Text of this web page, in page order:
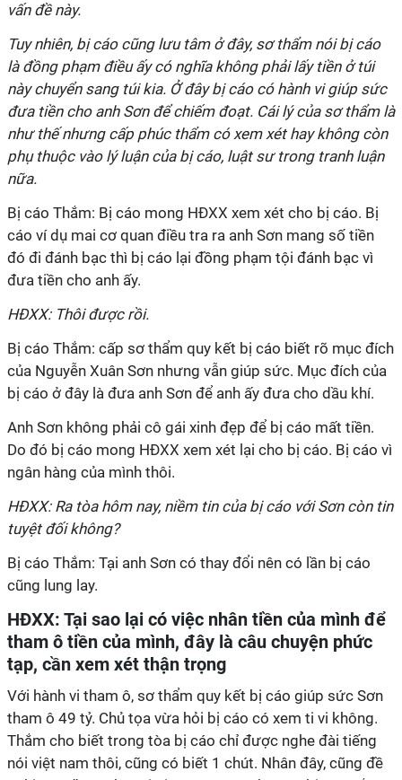
vấn đề này.
Tuy nhiên, bị cáo cũng lưu tâm ở đây, sơ thẩm nói bị cáo
là đồng phạm điều ấy có nghĩa không phải lấy tiền ở túi
này chuyển sang túi kia. Ở đây bị cáo có hành vi giúp sức
đưa tiền cho anh Sơn để chiếm đoạt. Cái lý của sơ thẩm là
như thế nhưng cấp phúc thẩm có xem xét hay không còn
phụ thuộc vào lý luận của bị cáo, luật sư trong tranh luận
nữa.
Bị cáo Thắm: Bị cáo mong HĐXX xem xét cho bị cáo. Bị
cáo ví dụ mai cơ quan điều tra ra anh Sơn mang số tiền
đó đi đánh bạc thì bị cáo lại đồng phạm tội đánh bạc vì
đưa tiền cho anh ấy.
HĐXX: Thôi được rồi.
Bị cáo Thắm: cấp sơ thẩm quy kết bị cáo biết rõ mục đích
của Nguyễn Xuân Sơn nhưng vẫn giúp sức. Mục đích của
bị cáo ở đây là đưa anh Sơn để anh ấy đưa cho dầu khí.
Anh Sơn không phải cô gái xinh đẹp để bị cáo mất tiền.
Do đó bị cáo mong HĐXX xem xét lại cho bị cáo. Bị cáo vì
ngân hàng của mình thôi.
HĐXX: Ra tòa hôm nay, niềm tin của bị cáo với Sơn còn tin
tuyệt đối không?
Bị cáo Thắm: Tại anh Sơn có thay đổi nên có lần bị cáo
cũng lung lay.
HĐXX: Tại sao lại có việc nhân tiền của mình để
tham ô tiền của mình, đây là câu chuyện phức
tạp, cần xem xét thận trọng
Với hành vi tham ô, sơ thẩm quy kết bị cáo giúp sức Sơn
tham ô 49 tỷ. Chủ tọa vừa hỏi bị cáo có xem ti vi không.
Thắm cho biết trong tòa bị cáo chỉ được nghe đài tiếng
nói việt nam thôi, cũng có biết 1 chút. Nhân đây, cũng đề